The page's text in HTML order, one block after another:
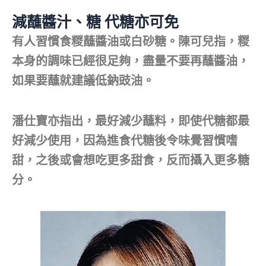
減蘸醬汁、糖 代糖亦可免
有人習慣食糉蘸醬油或白砂糖。陳可兒指，糉
本身的調味已經很足夠，盡量不要再蘸醬油，
如果要蘸就建議低鈉豉油。
潘仕寶亦指出，最好減少蘸料，即使代糖都最
好減少使用，因為進食代糖後令味覺習慣嗜
甜，之後或會想吃更多甜食，反而攝入更多糖
分。